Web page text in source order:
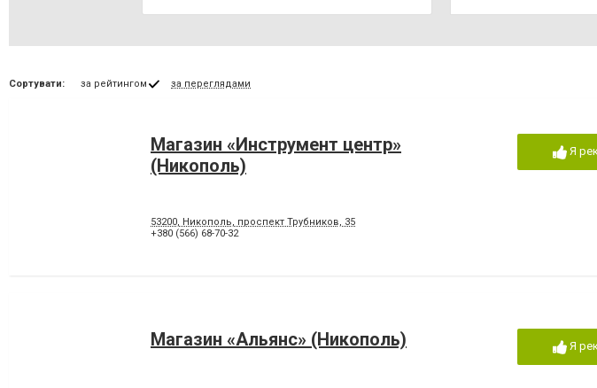
Сортувати: за рейтингом за переглядами
Магазин «Инструмент центр»
(Никополь)
53200, Никополь, проспект Трубников, 35
+380 (566) 68-70-32
Я
Магазин «Альянс» (Никополь) Я